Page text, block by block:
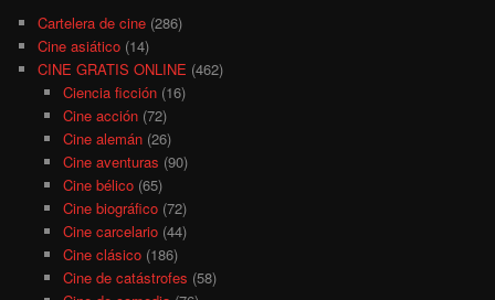
Cartelera de cine (286)
Cine asiático (14)
CINE GRATIS ONLINE (462)
Ciencia ficción(16)
Cine acción(72)
Cine alemán(26)
Cine aventuras (90)
Cine bélico(65)
Cine biográfico(72)
Cine carcelario(44)
Cine clásico(186)
Cine de catástrofes (58)